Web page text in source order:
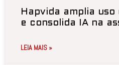
Hapvida amplia
e consolida IA na
LEIA MAIS »